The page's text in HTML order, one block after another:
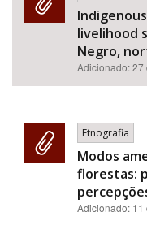
livelihood
Negro,
Adicionado:27
Etnografia
Modos
florestas:
Adicionado: 11